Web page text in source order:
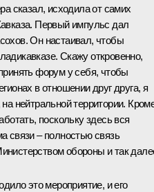
сказал, исходила от самих
Первый импульс дал
Он настаивал, чтобы
Скажу откровенно,
форум у себя, чтобы
в отношении друг друга, я
нейтральной территории.
поскольку здесь вся
связи – полностью связь
обороны и так
это мероприятие, и его